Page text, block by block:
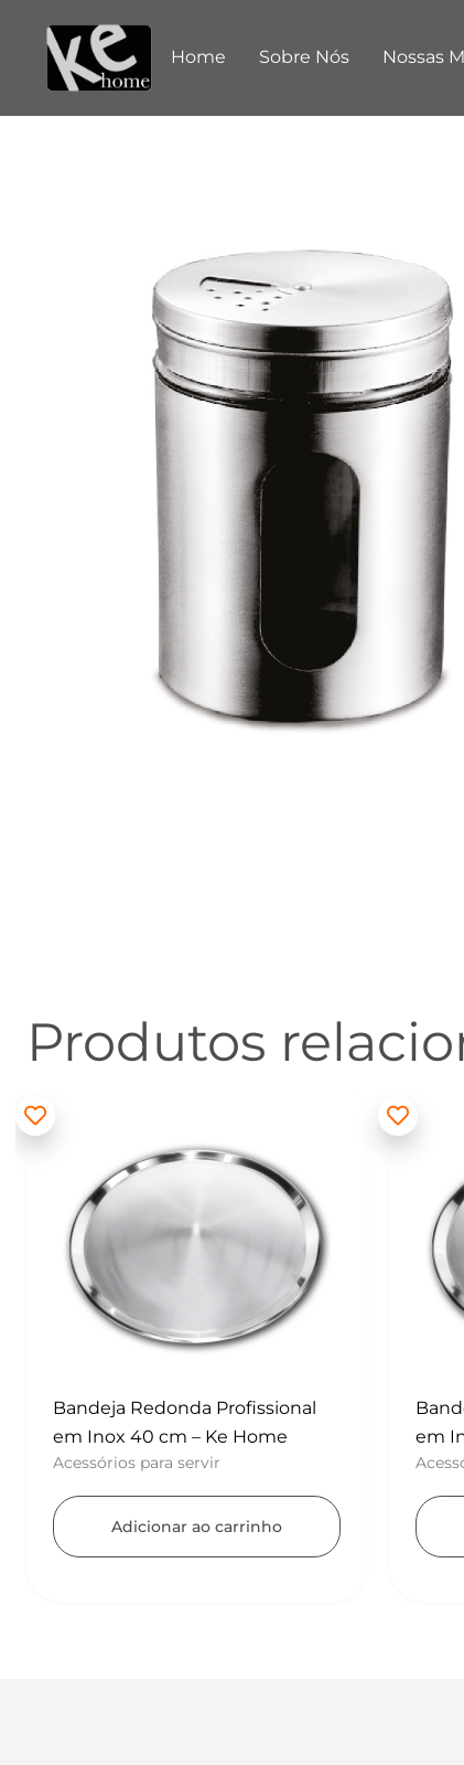
Home Sobre Nós Nossas
Produtos
Bandeja Redonda Profissional
em Inox 40 cm – Ke Home
Acessórios para servir
Adicionar ao carrinho
–